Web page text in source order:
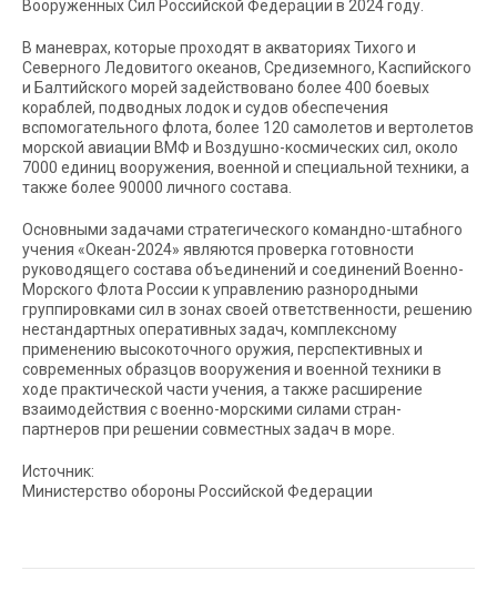
Вооруженных Сил Российской Федерации в 2024 году.
В маневрах, которые проходят в акваториях Тихого и
Северного Ледовитого океанов, Средиземного, Каспийского
и Балтийского морей задействовано более 400 боевых
кораблей, подводных лодок и судов обеспечения
вспомогательного флота, более 120 самолетов и вертолетов
морской авиации ВМФ и Воздушно-космических сил, около
7000 единиц вооружения, военной и специальной техники, а
также более 90000 личного состава.
Основными задачами стратегического командно-штабного
учения «Океан-2024» являются проверка готовности
руководящего состава объединений и соединений Военно-
Морского Флота России к управлению разнородными
группировками сил в зонах своей ответственности, решению
нестандартных оперативных задач, комплексному
применению высокоточного оружия, перспективных и
современных образцов вооружения и военной техники в
ходе практической части учения, а также расширение
взаимодействия с военно-морскими силами стран-
партнеров при решении совместных задач в море.
Источник:
Министерство обороны Российской Федерации